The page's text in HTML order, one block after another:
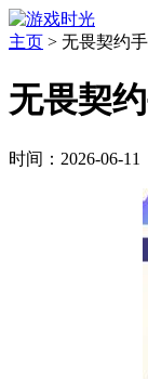
主页 > 无畏契约
无畏契
时间：2026-06-11